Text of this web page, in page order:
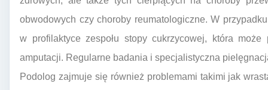
obwodowych czy choroby reumatologiczne. W
w profilaktyce zespołu stopy cukrzycowej, która
amputacji. Regularne badania i specjalistyczna
Podolog zajmuje się również problemami takimi jak